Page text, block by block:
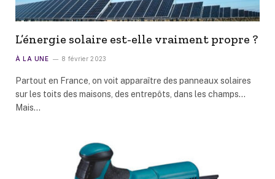
L’énergie solaire est-elle vraiment propre ?
À LA UNE 8 février 2023
Partout en France, on voit apparaître des panneaux solaires
sur les toits des maisons, des entrepôts, dans les champs…
Mais…